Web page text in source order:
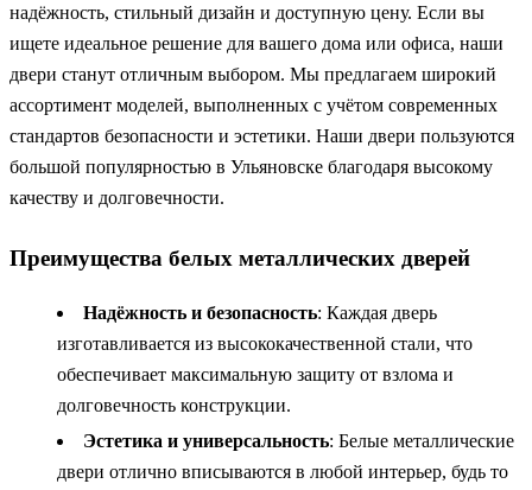
надёжность, стильный дизайн и доступную цену. Если вы
ищете идеальное решение для вашего дома или офиса, наши
двери станут отличным выбором. Мы предлагаем широкий
ассортимент моделей, выполненных с учётом современных
стандартов безопасности и эстетики. Наши двери пользуются
большой популярностью в Ульяновске благодаря высокому
качеству и долговечности.
Преимущества белых металлических дверей
Надёжность и безопасность: Каждая дверь
изготавливается из высококачественной стали, что
обеспечивает максимальную защиту от взлома и
долговечность конструкции.
Эстетика и универсальность: Белые металлические
двери отлично вписываются в любой интерьер, будь то